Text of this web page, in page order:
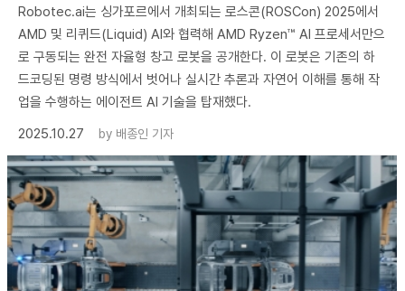
Robotec.ai는 싱가포르에서 개최되는 로스콘(ROSCon) 2025에서
AMD 및 리퀴드(Liquid) AI와 협력해 AMD Ryzen™ AI 프로세서만으
로 구동되는 완전 자율형 창고 로봇을 공개한다. 이 로봇은 기존의 하
드코딩된 명령 방식에서 벗어나 실시간 추론과 자연어 이해를 통해 작
업을 수행하는 에이전트 AI 기술을 탑재했다.
2025.10.27
by 배종인 기자